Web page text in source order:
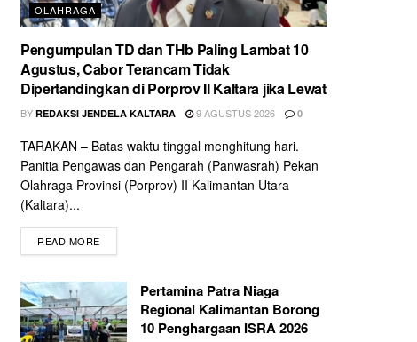
OLAHRAGA
Pengumpulan TD dan THb Paling Lambat 10
Agustus, Cabor Terancam Tidak
Dipertandingkan di Porprov II Kaltara jika Lewat
BY REDAKSI JENDELA KALTARA 9 AGUSTUS 2026 0
TARAKAN – Batas waktu tinggal menghitung hari.
Panitia Pengawas dan Pengarah (Panwasrah) Pekan
Olahraga Provinsi (Porprov) II Kalimantan Utara
(Kaltara)...
READ MORE
Pertamina Patra Niaga
Regional Kalimantan Borong
10 Penghargaan ISRA 2026